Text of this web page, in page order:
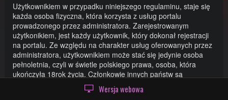
Wersja webowa
Użytkownikiem w przypadku niniejszego regulaminu, staje się
każda osoba fizyczna, która korzysta z usług portalu
prowadzonego przez administratora. Zarejestrowanym
użytkonikiem, jest każdy użytkownik, który dokonał rejestracji
na portalu. Ze względu na charakter usług oferowanych przez
administratora, użytkownikiem może stać się jedynie osoba
pełnoletnia, czyli w świetle polskiego prawa, osoba, która
ukończyła 18rok życia. Członkowie innych państw są
traktowani jako pełnoletni zgodnie z panującymi u nich